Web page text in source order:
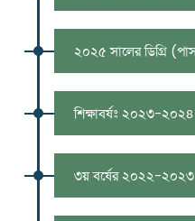
২০২৫ সালের ডিগ্রি
শিক্ষাবর্ষঃ ২০২৩-
৩য় বর্ষের ২০২২-২০২৩